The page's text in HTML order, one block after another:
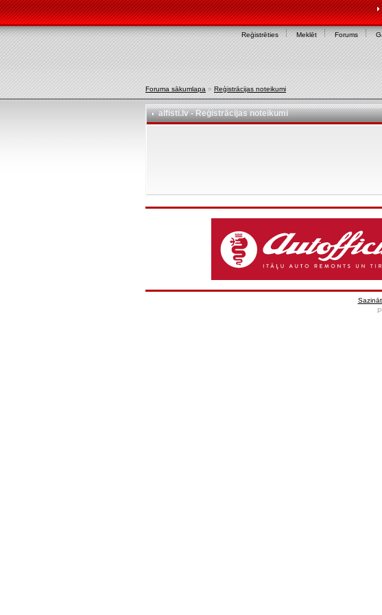
Reģistrēties Meklēt Forums
Foruma sākumlapa » Reģistrācijas noteikumi
alfisti.lv - Reģistrācijas noteikumi